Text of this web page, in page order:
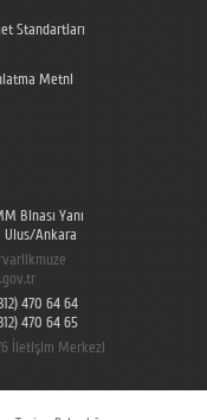
Standartları
Metni
Binası Yanı
Ulus/Ankara
470 64 64
470 64 65
İletişim Merkezi